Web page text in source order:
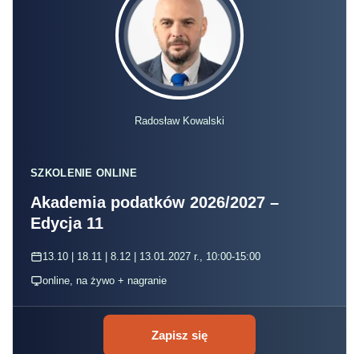
Radosław Kowalski
SZKOLENIE ONLINE
Akademia podatków 2026/2027 –
Edycja 11
13.10 | 18.11 | 8.12 | 13.01.2027 r., 10:00-15:00
online, na żywo + nagranie
Zapisz się